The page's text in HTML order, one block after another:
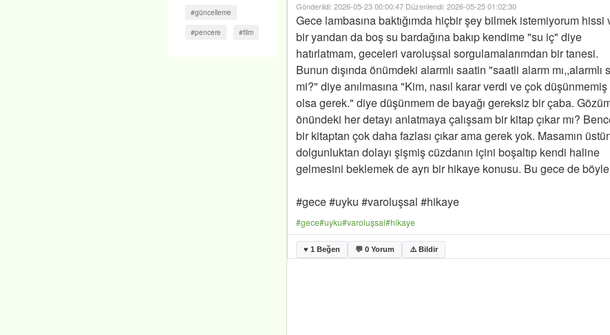
#güncelleme
#pencere #film
Gönderildi: 2026-05-23 00:00:47 Düzenlendi: 2026-05-25 01:02:30
Gece lambasına baktığımda hiçbir şey bilmek istemiyorum hissi
bir yandan da boş su bardağına bakıp kendime "su iç" diye
hatırlatmam, geceleri varoluşsal sorgulamalarımdan bir tanesi.
Bunun dışında önümdeki alarmlı saatin "saatli alarm mı,,alarmlı
mi?" diye anılmasına "Kim, nasıl karar verdi ve çok düşünmemiş
olsa gerek." diye düşünmem de bayağı gereksiz bir çaba.
önündeki her detayı anlatmaya çalışsam bir kitap çıkar mı?
bir kitaptan çok daha fazlası çıkar ama gerek yok. Masamın
dolgunluktan dolayı şişmiş cüzdanın içini boşaltıp kendi haline
gelmesini beklemek de ayrı bir hikaye konusu. Bu gece de
#gece #uyku #varoluşsal #hikaye
#gece#uyku#varoluşsal#hikaye
♥ 1 Beğen 💬 0 Yorum ⚠️ Bildir